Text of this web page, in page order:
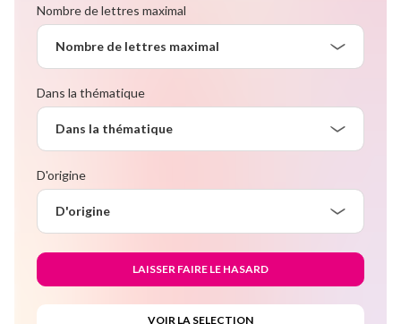
Nombre de lettres maximal
Nombre de lettres maximal
Dans la thématique
Dans la thématique
D'origine
D'origine